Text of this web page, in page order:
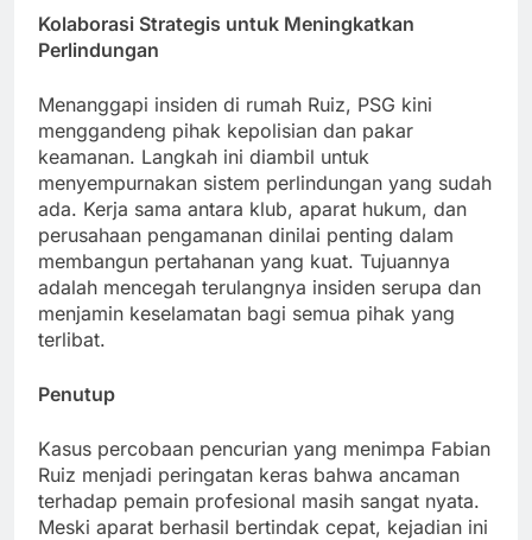
Kolaborasi Strategis untuk Meningkatkan
Perlindungan
Menanggapi insiden di rumah Ruiz, PSG kini
menggandeng pihak kepolisian dan pakar
keamanan. Langkah ini diambil untuk
menyempurnakan sistem perlindungan yang sudah
ada. Kerja sama antara klub, aparat hukum, dan
perusahaan pengamanan dinilai penting dalam
membangun pertahanan yang kuat. Tujuannya
adalah mencegah terulangnya insiden serupa dan
menjamin keselamatan bagi semua pihak yang
terlibat.
Penutup
Kasus percobaan pencurian yang menimpa Fabian
Ruiz menjadi peringatan keras bahwa ancaman
terhadap pemain profesional masih sangat nyata.
Meski aparat berhasil bertindak cepat, kejadian ini